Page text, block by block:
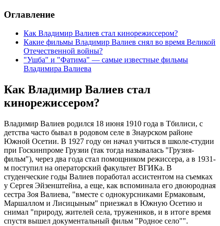
Оглавление
Как Владимир Валиев стал кинорежиссером?
Какие фильмы Владимир Валиев снял во время Великой
Отечественной войны?
"Ушба" и "Фатима" — самые известные фильмы
Владимира Валиева
Как Владимир Валиев стал
кинорежиссером?
Владимир Валиев родился 18 июня 1910 года в Тбилиси, с
детства часто бывал в родовом селе в Знаурском районе
Южной Осетии. В 1927 году он начал учиться в школе-студии
при Госкинпроме Грузии (так тогда называлась "Грузия-
фильм"), через два года стал помощником режиссера, а в 1931-
м поступил на операторский факультет ВГИКа. В
студенческие годы Валиев поработал ассистентом на съемках
у Сергея Эйзенштейна, а еще, как вспоминала его двоюродная
сестра Зоя Валиева, "вместе с однокурсниками Ермаковым,
Маршаллом и Лисицыным" приезжал в Южную Осетию и
снимал "природу, жителей села, тружеников, и в итоге время
спустя вышел документальный фильм "Родное село"".